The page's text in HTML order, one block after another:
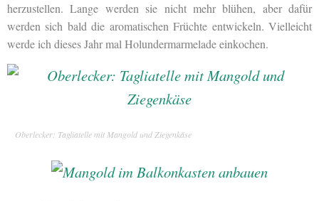
herzustellen. Lange werden sie nicht mehr blühen, aber dafür
werden sich bald die aromatischen Früchte entwickeln. Vielleicht
werde ich dieses Jahr mal Holundermarmelade einkochen.
Oberlecker: Tagliatelle mit Mangold und Ziegenkäse